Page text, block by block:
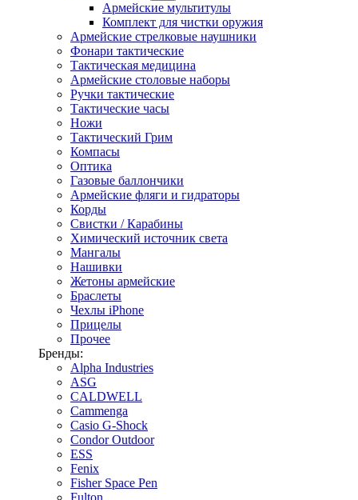
Армейские мультитулы
Комплект для чистки оружия
Армейские стрелковые наушники
Фонари тактические
Тактическая медицина
Армейские столовые наборы
Ручки тактические
Тактические часы
Ножи
Тактический Грим
Компасы
Оптика
Газовые баллончики
Армейские фляги и гидраторы
Корды
Свистки / Карабины
Химический источник света
Мангалы
Нашивки
Жетоны армейские
Браслеты
Чехлы iPhone
Прицелы
Прочее
Бренды:
Alpha Industries
ASG
CALDWELL
Cammenga
Casio G-Shock
Condor Outdoor
ESS
Fenix
Fisher Space Pen
Fulton